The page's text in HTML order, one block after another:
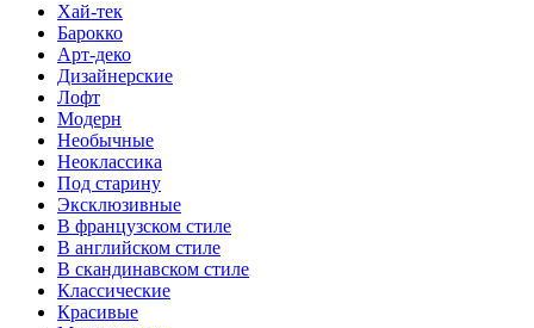
Хай-тек
Барокко
Арт-деко
Дизайнерские
Лофт
Модерн
Необычные
Неоклассика
Под старину
Эксклюзивные
В французском стиле
В английском стиле
В скандинавском стиле
Классические
Красивые